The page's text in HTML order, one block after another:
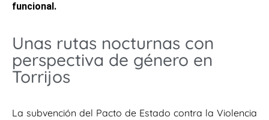
funcional.
Unas rutas nocturnas con
perspectiva de género en
Torrijos
La subvención del Pacto de Estado contra la Violencia